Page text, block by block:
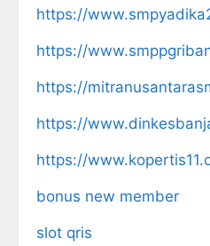
https://
https://
https://
https://
https://
bonus new member
slot qris